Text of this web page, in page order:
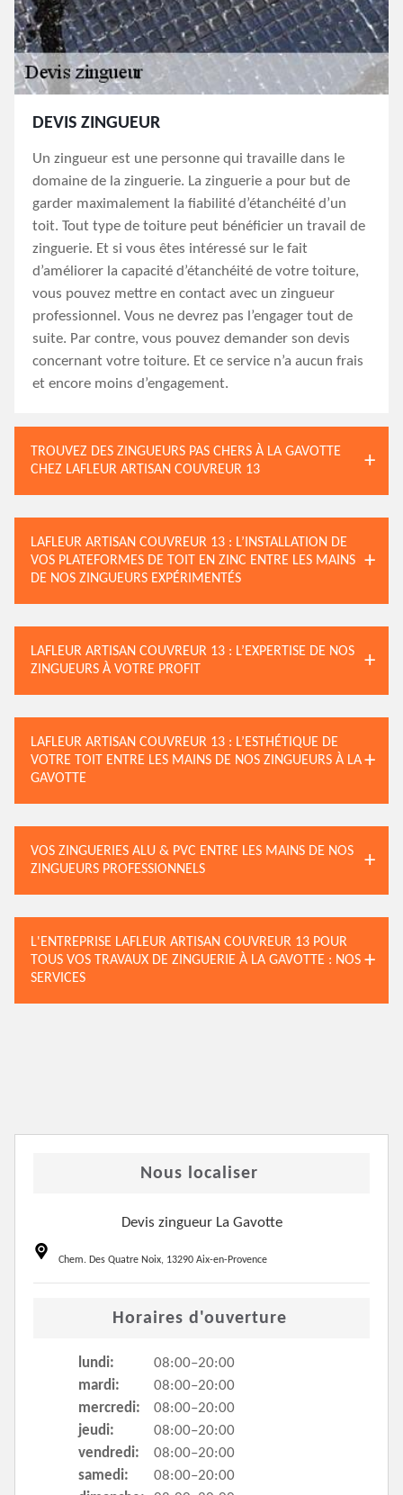
DEVIS ZINGUEUR
Un zingueur est une personne qui travaille dans le
domaine de la zinguerie. La zinguerie a pour but de
garder maximalement la fiabilité d’étanchéité d’un
toit. Tout type de toiture peut bénéficier un travail de
zinguerie. Et si vous êtes intéressé sur le fait
d’améliorer la capacité d’étanchéité de votre toiture,
vous pouvez mettre en contact avec un zingueur
professionnel. Vous ne devrez pas l’engager tout de
suite. Par contre, vous pouvez demander son devis
concernant votre toiture. Et ce service n’a aucun frais
et encore moins d’engagement.
TROUVEZ DES ZINGUEURS PAS CHERS À LA GAVOTTE
CHEZ LAFLEUR ARTISAN COUVREUR 13
LAFLEUR ARTISAN COUVREUR 13 : L’INSTALLATION DE
VOS PLATEFORMES DE TOIT EN ZINC ENTRE LES MAINS
DE NOS ZINGUEURS EXPÉRIMENTÉS
LAFLEUR ARTISAN COUVREUR 13 : L’EXPERTISE DE NOS
ZINGUEURS À VOTRE PROFIT
LAFLEUR ARTISAN COUVREUR 13 : L’ESTHÉTIQUE DE
VOTRE TOIT ENTRE LES MAINS DE NOS ZINGUEURS À LA
GAVOTTE
VOS ZINGUERIES ALU & PVC ENTRE LES MAINS DE NOS
ZINGUEURS PROFESSIONNELS
L'ENTREPRISE LAFLEUR ARTISAN COUVREUR 13 POUR
TOUS VOS TRAVAUX DE ZINGUERIE À LA GAVOTTE : NOS
SERVICES
Nous localiser
Devis zingueur La Gavotte
Chem. Des Quatre Noix, 13290 Aix-en-Provence
Horaires d'ouverture
lundi:
08:00–20:00
mardi:
08:00–20:00
mercredi:
08:00–20:00
jeudi:
08:00–20:00
vendredi:
08:00–20:00
samedi:
08:00–20:00